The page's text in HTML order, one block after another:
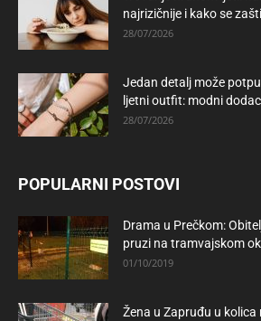
najrizičnije i kako se
28/07/2026
Jedan detalj može
ljetni outfit: modni
28/07/2026
POPULARNI POSTOVI
Drama u Prečkom:
pruzi na tramvajskom
01/10/2019
Žena u Zapruđu u